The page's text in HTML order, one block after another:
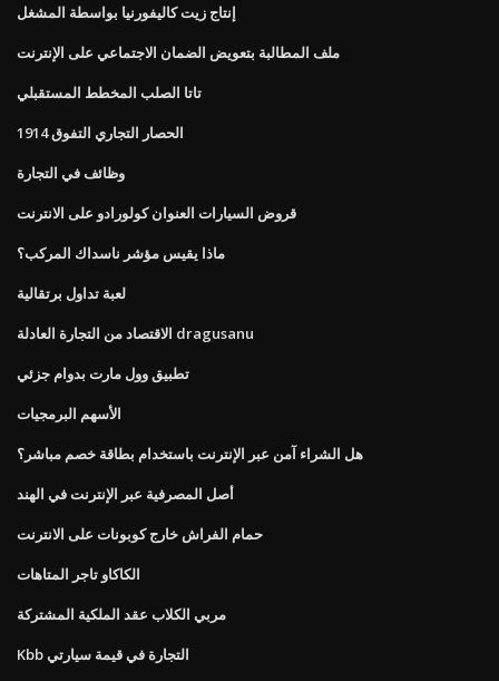
إنتاج زيت كاليفورنيا بواسطة المشغل
ملف المطالبة بتعويض الضمان الاجتماعي على الإنترنت
تاتا الصلب المخطط المستقبلي
الحصار التجاري التفوق 1914
وظائف في التجارة
قروض السيارات العنوان كولورادو على الانترنت
ماذا يقيس مؤشر ناسداك المركب؟
لعبة تداول برتقالية
الاقتصاد من التجارة العادلة dragusanu
تطبيق وول مارت بدوام جزئي
الأسهم البرمجيات
هل الشراء آمن عبر الإنترنت باستخدام بطاقة خصم مباشر؟
أصل المصرفية عبر الإنترنت في الهند
حمام الفراش خارج كوبونات على الانترنت
الكاكاو تاجر المتاهات
مربي الكلاب عقد الملكية المشتركة
Kbb التجارة في قيمة سيارتي